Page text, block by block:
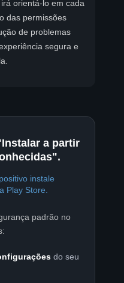
orientá-lo em cada
das permissões
de problemas
segura e
a partir
instale
Play Store.
padrão no
do seu